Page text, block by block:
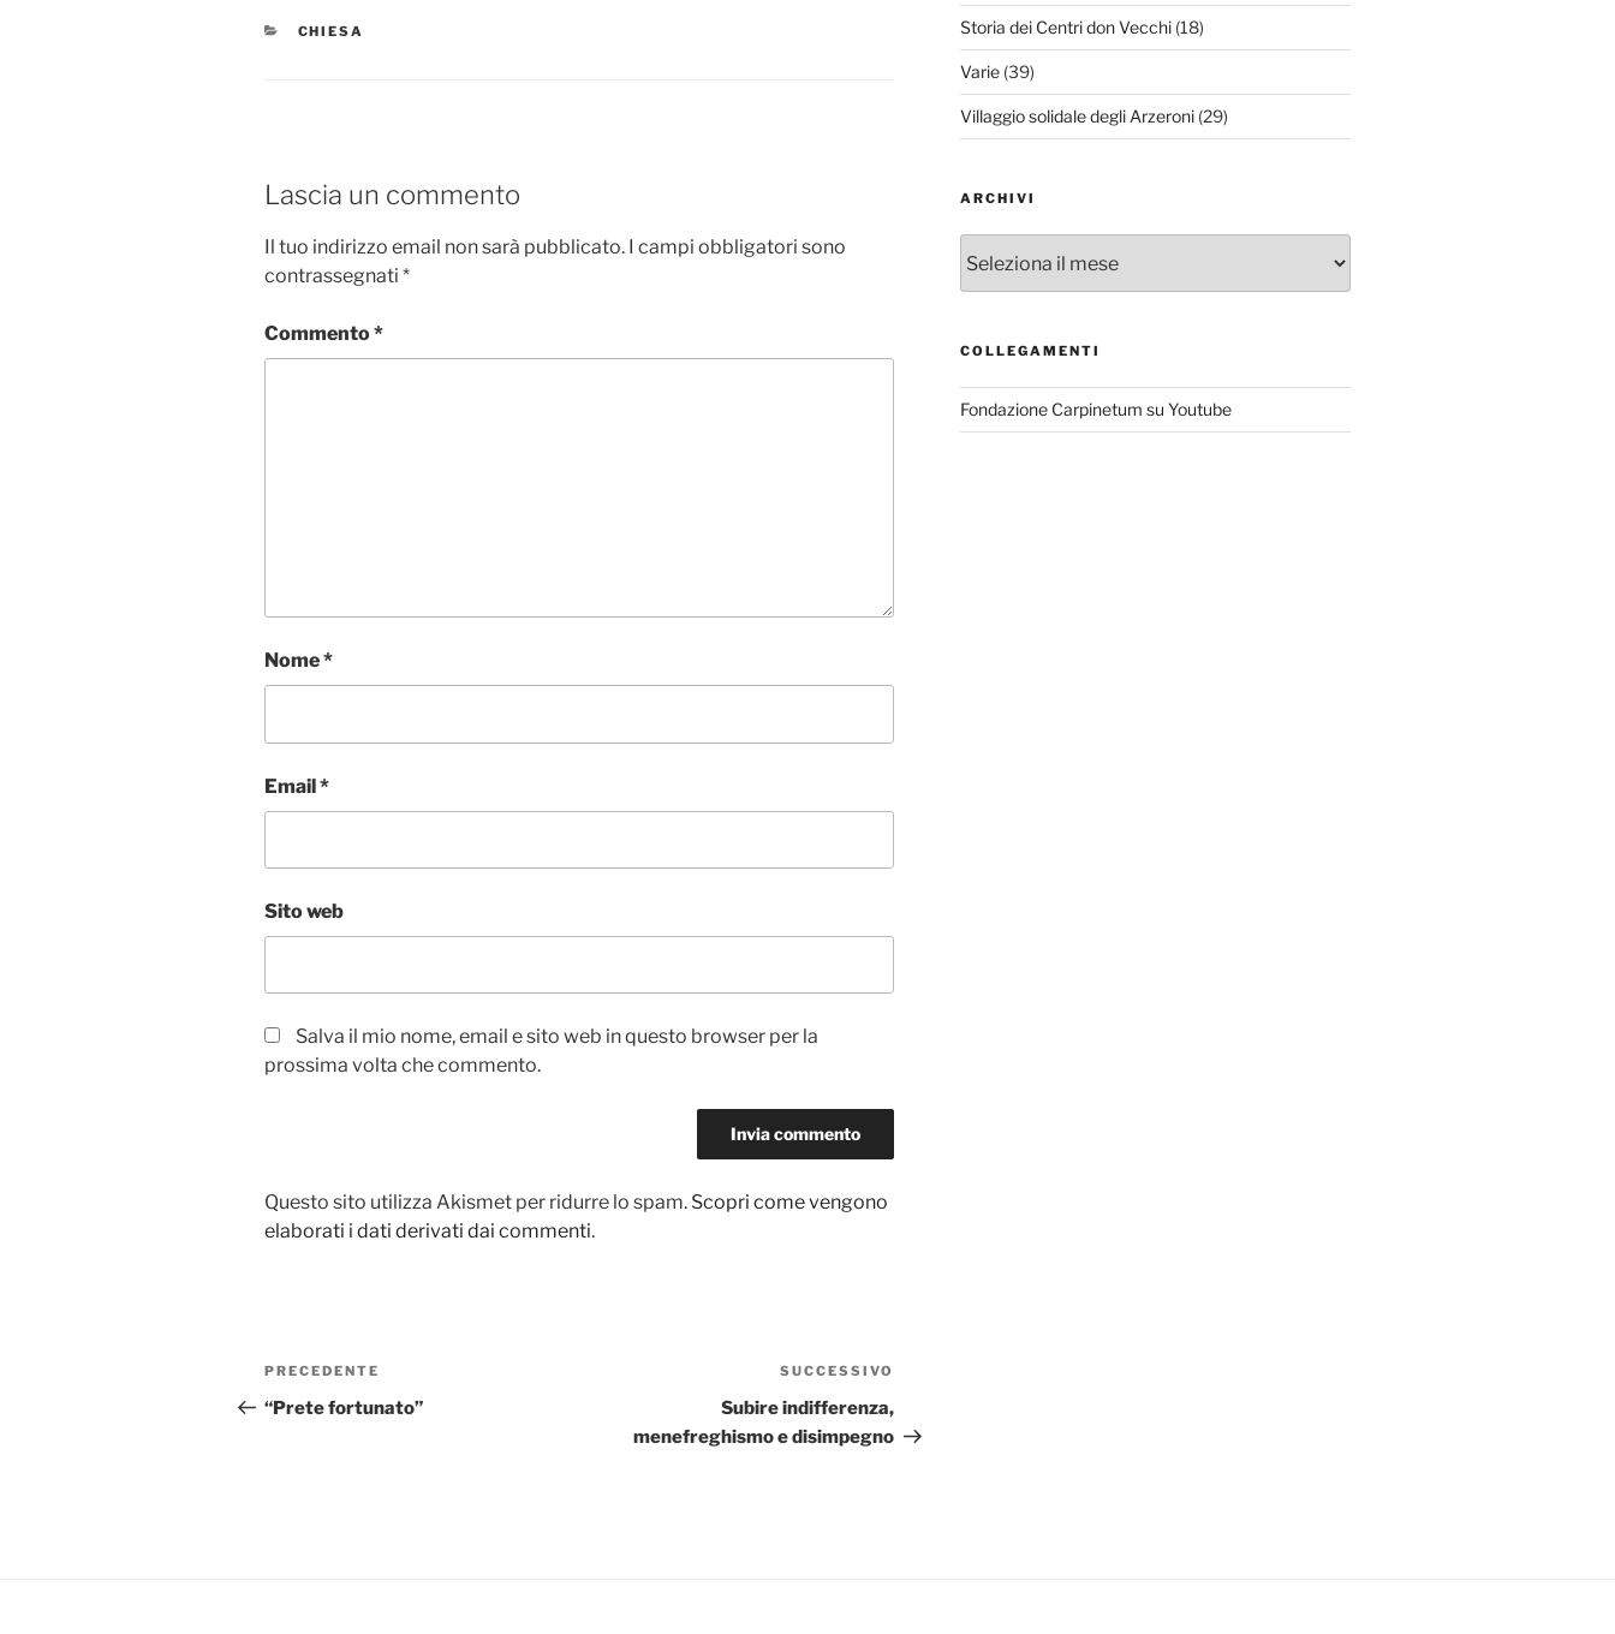
CATEGORIE
CHIESA
Lascia un commento
Il tuo indirizzo email non sarà pubblicato. I campi obbligatori sono
contrassegnati *
Commento*
Nome*
Email*
Sito web
Salva il mio nome, email e sito web in questo browser per la
prossima volta che commento.
Questo sito utilizza Akismet per ridurre lo spam. Scopri come vengono
elaborati i dati derivati dai commenti.
Navigazione
articoli
Articolo
precedente:
PRECEDENTE
“Prete fortunato”
SUCCESSIVO
Subire indifferenza,
menefreghismo e disimpegno
Storia dei Centri don Vecchi(18)
Varie(39)
Villaggio solidale degli Arzeroni(29)
ARCHIVI
COLLEGAMENTI
Fondazione Carpinetum su Youtube